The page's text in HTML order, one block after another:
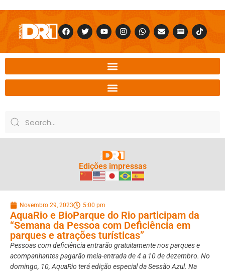
Edições impressas
Novembro 29, 2023 5:00 pm
AquaRio e BioParque do Rio participam da
“Semana da Pessoa com Deficiência em
parques e atrações turísticas”
Pessoas com deficiência entrarão gratuitamente nos parques e
acompanhantes pagarão meia-entrada de 4 a 10 de dezembro. No
domingo, 10, AquaRio terá edição especial da Sessão Azul. Na